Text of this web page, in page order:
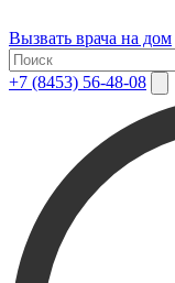
Вызвать врача на дом
+7 (8453) 56-48-08